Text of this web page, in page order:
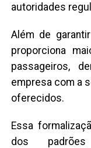
autoridades
Além de
proporciona
passageiros,
empresa com a
oferecidos.
Essa
dos